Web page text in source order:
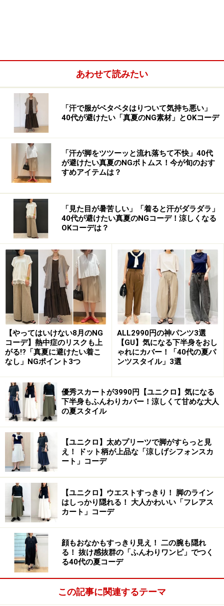
シャツの胸開きとスリットで肌見せを上手に調節 (c)Rie
Miyata
垂らしたブラウスのボウタイとスリットで縦長シルエット
(c)Rie Miyata
スリットの開き具合を調節できる点でも便利な、片側ジ
ップスリット入りの膝丈タイトスカート。キリリとした
雰囲気の中にも程よいセクシー感を漂わせます。合わせ
たシャツはよく見ると袖が長め。実はエクストラスリー
ブ（スーパー長袖）が2016-17年秋冬トレンドとして浮
上していて、こちらはさっそく取り入れています。シャ
ツの袖口ボタンを外してふんわりさせるのがコツ。タイ
トスカートの着こなしを一新させたい人におすすめ。一
方、ふくらはぎ丈のペンシルスカートは、ふとももまで
大胆にスリットが入っています。落ち着きと大胆さが同
居。こちらのボウタイ・ブラウスも実は袖丈が長め。オ
ープンにした胸元とだらりと垂らしたボウタイが縦長シ
ルエットを強調しています。スリット入りタイトスカー
トと袖長トップスの新コーデに注目です。
次のページでは、斜めスリットでトリッキーな目くらま
あわせて読みたい
「汗で服がベタベタはりついて気持ち悪い」
40代が避けたい「真夏のNG素材」とOKコーデ
「汗が脚をツツーッと流れ落ちて不快」40代
が避けたい真夏のNGボトムス！今が旬のおす
すめアイテムは？
「見た目が暑苦しい」「着ると汗がダラダラ」
40代が避けたい真夏のNGコーデ！涼しくなる
OKコーデは？
【やってはいけない8月のNG
コーデ】熱中症のリスクも上
がる!?「真夏に避けたい着こ
なし」NGポイント3つ
ALL2990円の神パンツ3選
【GU】気になる下半身をおし
ゃれにカバー！「40代の夏パ
ンツスタイル」3選
優秀スカートが3990円【ユニクロ】気になる
下半身もふんわりカバー！涼しくて甘めな大人
の夏スタイル
【ユニクロ】太めプリーツで脚がすらっと見
え！ ドット柄が上品な「涼しげシフォンスカ
ート」コーデ
【ユニクロ】ウエストすっきり！ 脚のライン
はしっかり隠れる！ 大人かわいい「フレアス
カート」コーデ
顔もおなかもすっきり見え！ 二の腕も隠れ
る！ 抜け感抜群の「ふんわりワンピ」でつく
る40代の夏コーデ
この記事に関連するテーマ